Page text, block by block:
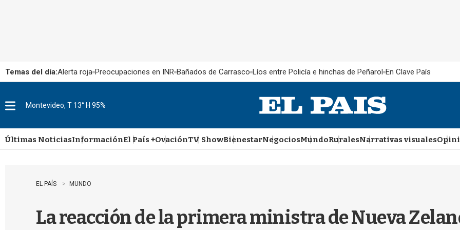
Temas del día:Alerta roja Preocupaciones en INR Bañados de Carrasco Líos entre Policía e hinchas de Peñarol En Clave País
u
Montevideo, T 13° H 95%
Últimas NoticiasInformaciónEl País +OvaciónTV ShowBienestarNegociosMundoRuralesNarrativas visuales
EL PAÍS MUNDO
La reacción de la primera ministra de Nueva